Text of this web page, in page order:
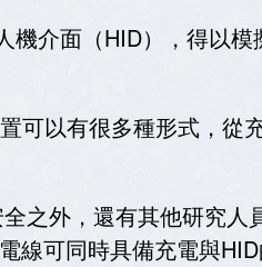
介面（HID），得以
以有很多種形式，從
之外，還有其他研究人
線可同時具備充電與